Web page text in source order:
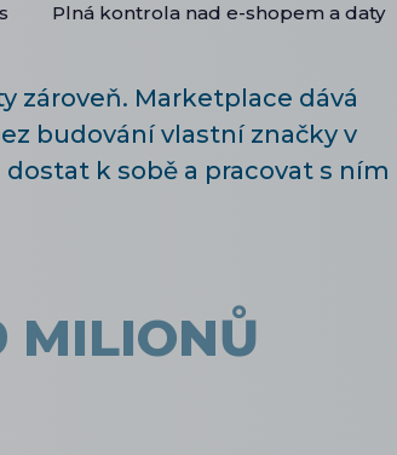
Plná kontrola nad e-shopem a daty
zároveň. Marketplace dává
budování vlastní značky v
k sobě a pracovat s ním
MILIONŮ